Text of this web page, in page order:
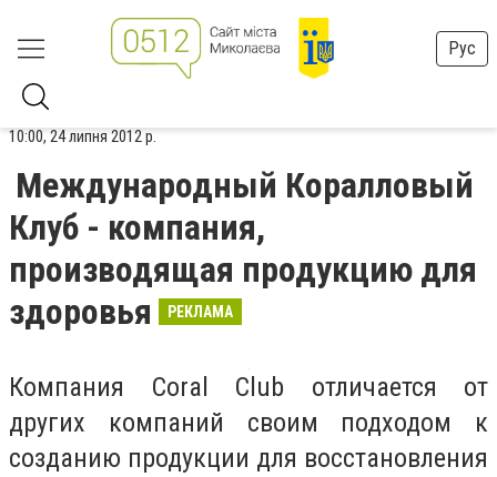
Рус
10:00, 24 липня 2012 р.
Международный Коралловый
Клуб - компания,
производящая продукцию для
здоровья
РЕКЛАМА
Компания Coral Club отличается от
других компаний своим подходом к
созданию продукции для восстановления